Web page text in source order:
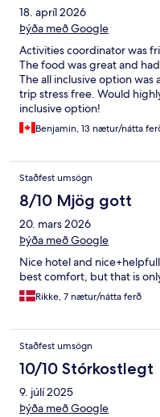
18. apríl 2026
Þýða með Google
Activities coordinator was
The food was great and
The all inclusive option was
trip stress free. Would
inclusive option!
Benjamin, 13 nætur/nátta
Staðfest umsögn
8/10 Mjög gott
20. mars 2026
Þýða með Google
Nice hotel and
best comfort, but that is
Rikke, 7 nætur/nátta ferð
Staðfest umsögn
10/10 Stórkostlegt
9. júlí 2025
Þýða með Google